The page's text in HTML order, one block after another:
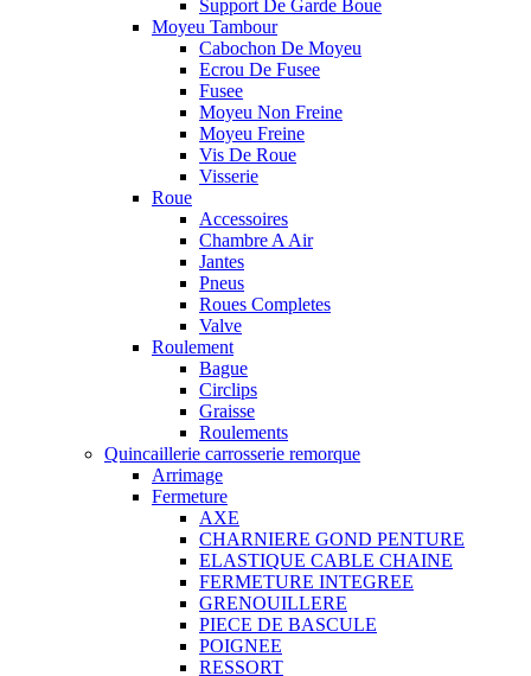
Support De Garde Boue
Moyeu Tambour
Cabochon De Moyeu
Ecrou De Fusee
Fusee
Moyeu Non Freine
Moyeu Freine
Vis De Roue
Visserie
Roue
Accessoires
Chambre A Air
Jantes
Pneus
Roues Completes
Valve
Roulement
Bague
Circlips
Graisse
Roulements
Quincaillerie carrosserie remorque
Arrimage
Fermeture
AXE
CHARNIERE GOND PENTURE
ELASTIQUE CABLE CHAINE
FERMETURE INTEGREE
GRENOUILLERE
PIECE DE BASCULE
POIGNEE
RESSORT